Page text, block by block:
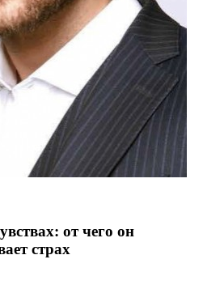
от чего он
страх